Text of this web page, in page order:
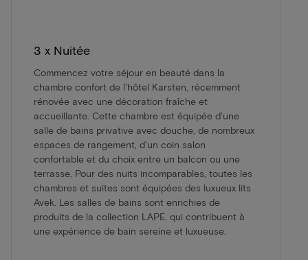
3 x Nuitée
Commencez votre séjour en beauté dans la
chambre confort de l'hôtel Karsten, récemment
rénovée avec une décoration fraîche et
accueillante. Cette chambre est équipée d'une
salle de bains privative avec douche, de nombreux
espaces de rangement, d'un coin salon
confortable et du choix entre un balcon ou une
terrasse. Pour des nuits incomparables, toutes les
chambres et suites sont équipées des luxueux lits
Avek. Les salles de bains sont enrichies de
produits de la collection LAPE, qui contribuent à
une expérience de bain sereine et luxueuse.